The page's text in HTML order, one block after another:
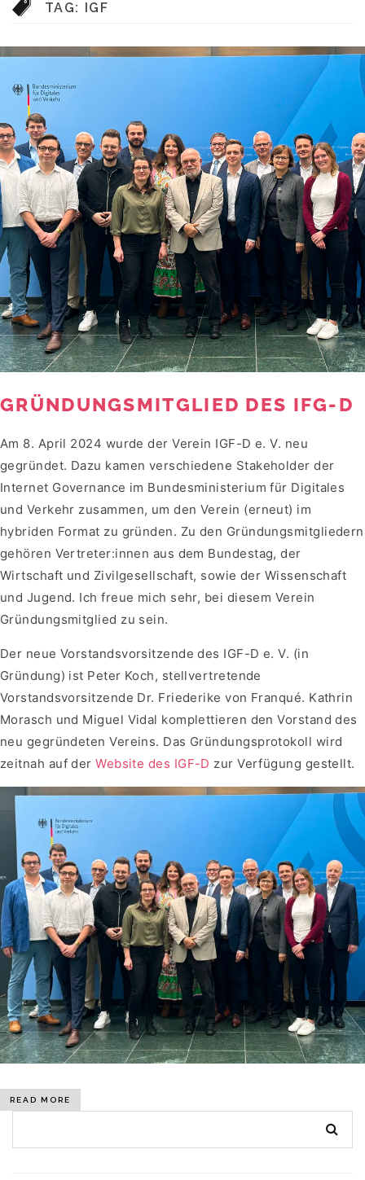
TAG: IGF
GRÜNDUNGSMITGLIED DES IFG-D
Am 8. April 2024 wurde der Verein IGF-D e. V. neu
gegründet. Dazu kamen verschiedene Stakeholder der
Internet Governance im Bundesministerium für Digitales
und Verkehr zusammen, um den Verein (erneut) im
hybriden Format zu gründen. Zu den Gründungsmitgliedern
gehören Vertreter:innen aus dem Bundestag, der
Wirtschaft und Zivilgesellschaft, sowie der Wissenschaft
und Jugend. Ich freue mich sehr, bei diesem Verein
Gründungsmitglied zu sein.
Der neue Vorstandsvorsitzende des IGF-D e. V. (in
Gründung) ist Peter Koch, stellvertretende
Vorstandsvorsitzende Dr. Friederike von Franqué. Kathrin
Morasch und Miguel Vidal komplettieren den Vorstand des
neu gegründeten Vereins. Das Gründungsprotokoll wird
zeitnah auf derWebsite des IGF-D zur Verfügung gestellt.
READ MORE